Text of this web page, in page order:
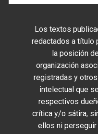
Los textos
redactados a título
la posición
organización
registradas y
intelectual que
respectivos
crítica y/o sátira,
ellos ni perseguir